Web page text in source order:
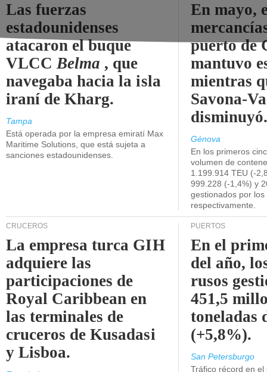
Las fuerzas
estadounidenses
atacaron el buque
VLCCBelma , que
navegaba hacia la isla
iraní de Kharg.
Tampa
Está operada por la empresa emiratí Max
Maritime Solutions, que está sujeta a
sanciones estadounidenses.
En mayo,
puerto de
mantuvo
mientras
Savona-
Génova
En los primeros
volumen de
1.199.914 TEU (-
999.228 (-1,4%) y
gestionados por
respectivamente.
CRUCEROS
La empresa turca GIH
adquiere las
participaciones de
Royal Caribbean en
las terminales de
cruceros de Kusadasi
y Lisboa.
PUERTOS
En el
del año,
rusos
451,5
toneladas
(+5,8%).
San Petersburgo
Tráfico récord en